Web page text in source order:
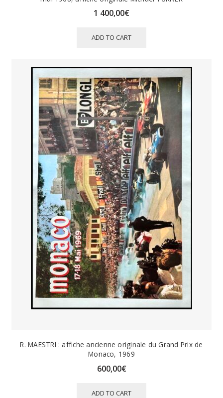
1 400,00€
ADD TO CART
R. MAESTRI : affiche ancienne originale du Grand Prix de
Monaco, 1969
600,00€
ADD TO CART